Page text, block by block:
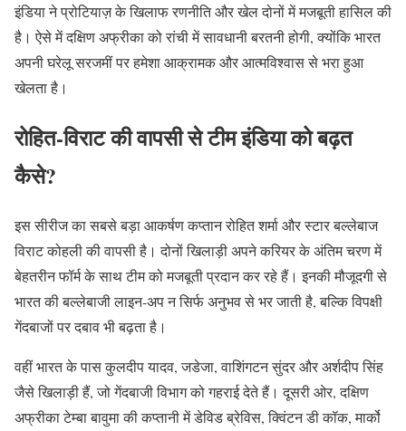
इंडिया ने प्रोटियाज़ के खिलाफ रणनीति और खेल दोनों में मजबूती हासिल की
है। ऐसे में दक्षिण अफ्रीका को रांची में सावधानी बरतनी होगी, क्योंकि भारत
अपनी घरेलू सरजमीं पर हमेशा आक्रामक और आत्मविश्वास से भरा हुआ
खेलता है।
रोहित-विराट की वापसी से टीम इंडिया को बढ़त
कैसे?
इस सीरीज का सबसे बड़ा आकर्षण कप्तान रोहित शर्मा और स्टार बल्लेबाज
विराट कोहली की वापसी है। दोनों खिलाड़ी अपने करियर के अंतिम चरण में
बेहतरीन फॉर्म के साथ टीम को मजबूती प्रदान कर रहे हैं। इनकी मौजूदगी से
भारत की बल्लेबाजी लाइन-अप न सिर्फ अनुभव से भर जाती है, बल्कि विपक्षी
गेंदबाजों पर दबाव भी बढ़ता है।
वहीं भारत के पास कुलदीप यादव, जडेजा, वाशिंगटन सुंदर और अर्शदीप सिंह
जैसे खिलाड़ी हैं, जो गेंदबाजी विभाग को गहराई देते हैं। दूसरी ओर, दक्षिण
अफ्रीका टेम्बा बावुमा की कप्तानी में डेविड ब्रेविस, क्विंटन डी कॉक, मार्को